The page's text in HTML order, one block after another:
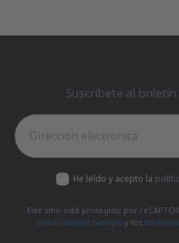
Suscríbete al
He leído y acepto la
Este sitio está protegido por
privacidad de Google y los